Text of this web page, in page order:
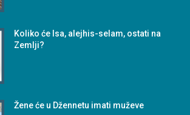
Koliko će Isa, alejhis-selam, ostati na
Zemlji?
Žene će u Džennetu imati muževe